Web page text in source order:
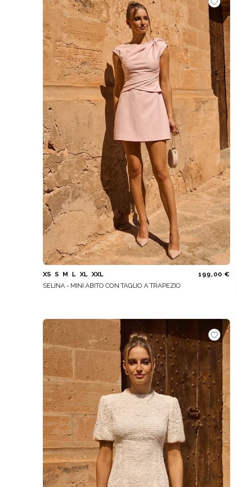
XS S M L XL XXL
199,00 €
SELINA - MINI ABITO CON TAGLIO A TRAPEZIO